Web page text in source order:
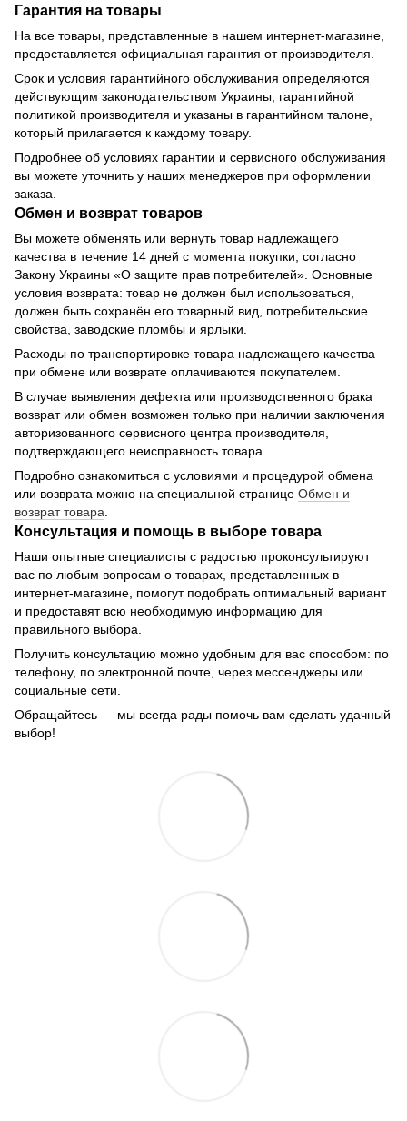
Гарантия на товары
На все товары, представленные в нашем интернет-магазине,
предоставляется официальная гарантия от производителя.
Срок и условия гарантийного обслуживания определяются
действующим законодательством Украины, гарантийной
политикой производителя и указаны в гарантийном талоне,
который прилагается к каждому товару.
Подробнее об условиях гарантии и сервисного обслуживания
вы можете уточнить у наших менеджеров при оформлении
заказа.
Обмен и возврат товаров
Вы можете обменять или вернуть товар надлежащего
качества в течение 14 дней с момента покупки, согласно
Закону Украины «О защите прав потребителей». Основные
условия возврата: товар не должен был использоваться,
должен быть сохранён его товарный вид, потребительские
свойства, заводские пломбы и ярлыки.
Расходы по транспортировке товара надлежащего качества
при обмене или возврате оплачиваются покупателем.
В случае выявления дефекта или производственного брака
возврат или обмен возможен только при наличии заключения
авторизованного сервисного центра производителя,
подтверждающего неисправность товара.
Подробно ознакомиться с условиями и процедурой обмена
или возврата можно на специальной странице Обмен и
возврат товара.
Консультация и помощь в выборе товара
Наши опытные специалисты с радостью проконсультируют
вас по любым вопросам о товарах, представленных в
интернет-магазине, помогут подобрать оптимальный вариант
и предоставят всю необходимую информацию для
правильного выбора.
Получить консультацию можно удобным для вас способом: по
телефону, по электронной почте, через мессенджеры или
социальные сети.
Обращайтесь — мы всегда рады помочь вам сделать удачный
выбор!